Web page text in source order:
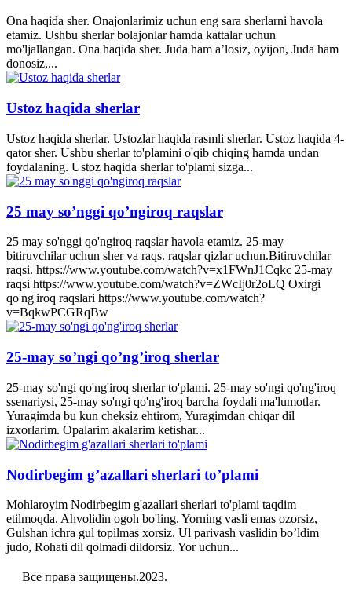
Ona haqida sher. Onajonlarimiz uchun eng sara sherlarni havola
etamiz. Ushbu sherlar bolajonlar hamda kattalar uchun
mo'ljallangan. Ona haqida sher. Juda ham a’losiz, oyijon, Juda ham
donosiz,...
Ustoz haqida sherlar
Ustoz haqida sherlar. Ustozlar haqida rasmli sherlar. Ustoz haqida 4-
qator sher. Ushbu sherlar to'plamini o'qib chiqing hamda undan
foydalaning. Ustoz haqida sherlar to'plami sizga...
25 may so’nggi qo’ngiroq raqslar
25 may so'nggi qo'ngiroq raqslar havola etamiz. 25-may
bitiruvchilar uchun sher va raqs. raqslar qizlar uchun.Bitiruvchilar
raqsi. https://www.youtube.com/watch?v=x1FWnJ1Cqkc 25-may
raqsi https://www.youtube.com/watch?v=ZWcIj0r2oLQ Oxirgi
qo'ng'iroq raqslari https://www.youtube.com/watch?
v=BqkwPCGRqBw
25-may so’ngi qo’ng’iroq sherlar
25-may so'ngi qo'ng'iroq sherlar to'plami. 25-may so'ngi qo'ng'iroq
ssenariysi, 25-may so'ngi qo'ng'iroq barcha foydali ma'lumotlar.
Yuragimda bu kun cheksiz ehtirom, Yuragimdan chiqar dil
izxorlarim. Opalarim akalarim ketishar...
Nodirbegim g’azallari sherlari to’plami
Mohlaroyim Nodirbegim g'azallari sherlari to'plami taqdim
etilmoqda. Ahvolidin ogoh bo'ling. Yorning vasli emas ozorsiz,
Gulshan ichra gul topilmas xorsiz. Ul parivash vaslidin bo’ldim
judo, Rohati dil qolmadi dildorsiz. Yor uchun...
Все права защищены.2023.